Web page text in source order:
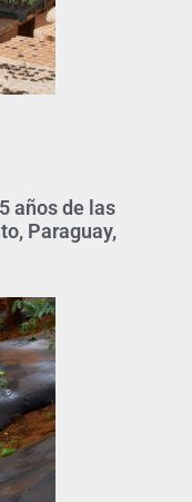
años de las
Paraguay,